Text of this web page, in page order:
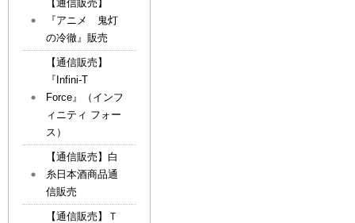
【通信販売】
『アニメ 鬼灯
の冷徹』販売
【通信販売】
『Infini-T
Force』（インフ
ィニティ フォー
ス）
【通信販売】白
糸日本酒商品通
信販売
【通信販売】Ｔ